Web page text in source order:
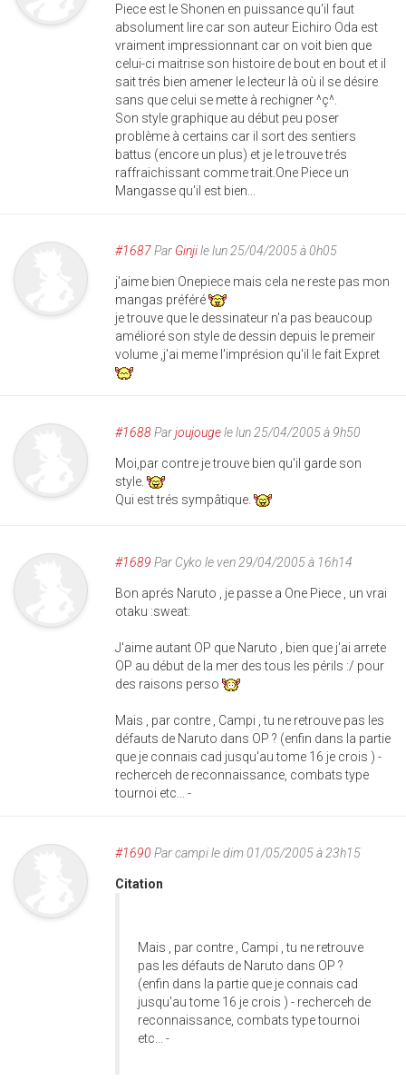
Piece est le Shonen en puissance qu'il faut
absolument lire car son auteur Eichiro Oda est
vraiment impressionnant car on voit bien que
celui-ci maitrise son histoire de bout en bout et il
sait trés bien amener le lecteur là où il se désire
sans que celui se mette à rechigner ^ç^.
Son style graphique au début peu poser
problème à certains car il sort des sentiers
battus (encore un plus) et je le trouve trés
raffraichissant comme trait.One Piece un
Mangasse qu'il est bien...
#1687Par Ginjile lun 25/04/2005 à 0h05
j'aime bien Onepiece mais cela ne reste pas mon
mangas préféré
je trouve que le dessinateur n'a pas beaucoup
amélioré son style de dessin depuis le premeir
volume ,j'ai meme l'imprésion qu'il le fait Expret
#1688Parjoujougele lun 25/04/2005 à 9h50
Moi,par contre je trouve bien qu'il garde son
style.
Qui est trés sympâtique.
#1689 Par Cyko le ven 29/04/2005 à 16h14
Bon aprés Naruto , je passe a One Piece , un vrai
otaku :sweat:
J'aime autant OP que Naruto , bien que j'ai arrete
OP au début de la mer des tous les périls :/ pour
des raisons perso
Mais , par contre , Campi , tu ne retrouve pas les
défauts de Naruto dans OP ? (enfin dans la partie
que je connais cad jusqu'au tome 16 je crois ) -
recherceh de reconnaissance, combats type
tournoi etc... -
#1690 Parcampile dim 01/05/2005 à 23h15
Citation
Mais , par contre , Campi , tu ne retrouve
pas les défauts de Naruto dans OP ?
(enfin dans la partie que je connais cad
jusqu'au tome 16 je crois ) - recherceh de
reconnaissance, combats type tournoi
etc... -